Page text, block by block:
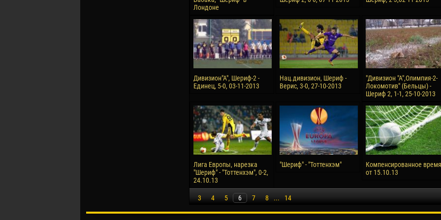
Лондоне
Дивизион"А", Шериф-2 -
Единец, 5-0, 03-11-2013
Нац.дивизион, Шериф -
Верис, 3-0, 27-10-2013
"Дивизион "А",Олимпия-2-
Локомотив" (Бельцы) -
Шериф 2, 1-1, 25-10-2013
Лига Европы, нарезка
"Шериф" - "Тоттенхэм", 0-2,
24.10.13
"Шериф" - "Тоттенхэм"
Компенсированное время
от 15.10.13
3 4 5 6 7 8 ... 14